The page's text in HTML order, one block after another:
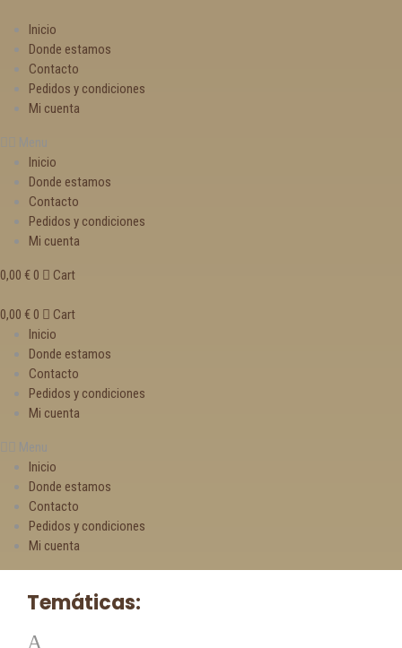
Inicio
Donde estamos
Contacto
Pedidos y condiciones
Mi cuenta
Menu
Inicio
Donde estamos
Contacto
Pedidos y condiciones
Mi cuenta
0,00 € 0 Cart
0,00 € 0
Cart
Inicio
Donde estamos
Contacto
Pedidos y condiciones
Mi cuenta
Menu
Inicio
Donde estamos
Contacto
Pedidos y condiciones
Mi cuenta
Temáticas:
A